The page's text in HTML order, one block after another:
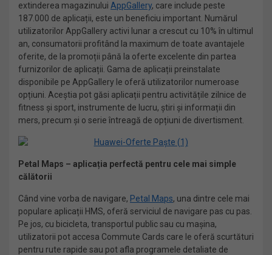
extinderea magazinului AppGallery, care include peste
187.000 de aplicații, este un beneficiu important. Numărul
utilizatorilor AppGallery activi lunar a crescut cu 10% în ultimul
an, consumatorii profitând la maximum de toate avantajele
oferite, de la promoții până la oferte excelente din partea
furnizorilor de aplicații. Gama de aplicații preinstalate
disponibile pe AppGallery le oferă utilizatorilor numeroase
opțiuni. Aceștia pot găsi aplicații pentru activitățile zilnice de
fitness și sport, instrumente de lucru, știri și informații din
mers, precum și o serie întreagă de opțiuni de divertisment.
Petal Maps – aplicația perfectă pentru cele mai simple
călătorii
Când vine vorba de navigare, Petal Maps, una dintre cele mai
populare aplicații HMS, oferă serviciul de navigare pas cu pas.
Pe jos, cu bicicleta, transportul public sau cu mașina,
utilizatorii pot accesa Commute Cards care le oferă scurtături
pentru rute rapide sau pot afla programele detaliate de